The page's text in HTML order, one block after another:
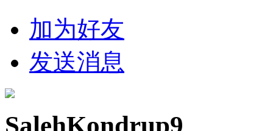
加为好友
发送消息
SalehKondrup9